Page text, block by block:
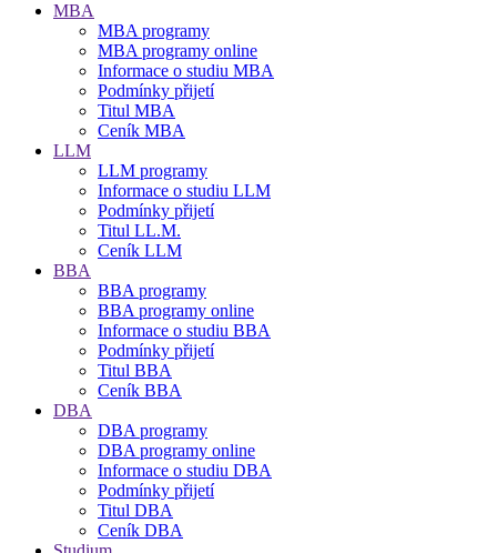
MBA
MBA programy
MBA programy online
Informace o studiu MBA
Podmínky přijetí
Titul MBA
Ceník MBA
LLM
LLM programy
Informace o studiu LLM
Podmínky přijetí
Titul LL.M.
Ceník LLM
BBA
BBA programy
BBA programy online
Informace o studiu BBA
Podmínky přijetí
Titul BBA
Ceník BBA
DBA
DBA programy
DBA programy online
Informace o studiu DBA
Podmínky přijetí
Titul DBA
Ceník DBA